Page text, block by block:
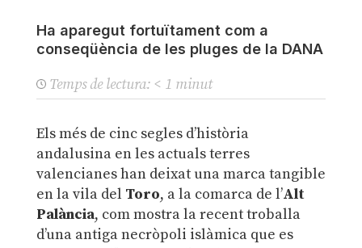
Ha aparegut fortuïtament com a
conseqüència de les pluges de la DANA
Temps de lectura: < 1 minut
Els més de cinc segles d’història
andalusina en les actuals terres
valencianes han deixat una marca tangible
en la vila del Toro, a la comarca de l’Alt
Palància, com mostra la recent troballa
d’una antiga necròpoli islàmica que es